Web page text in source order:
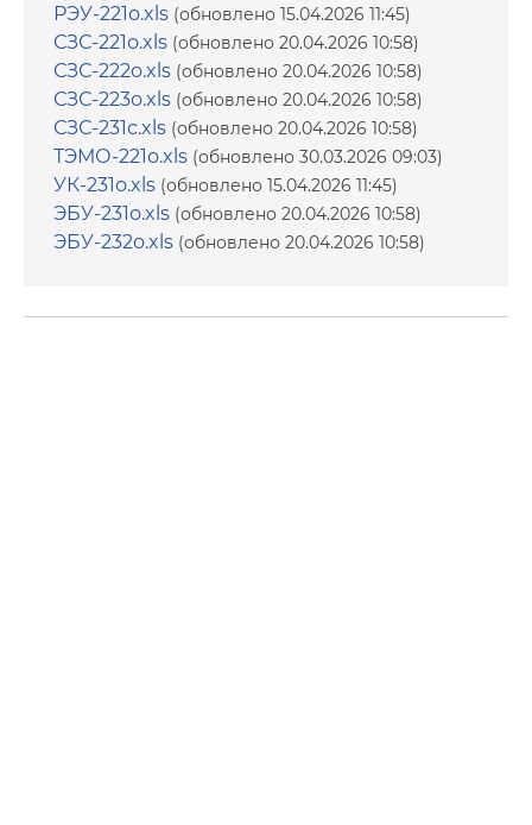
РЭУ-221о.xls (обновлено 15.04.2026 11:45)
СЗС-221о.xls (обновлено 20.04.2026 10:58)
СЗС-222о.xls (обновлено 20.04.2026 10:58)
СЗС-223о.xls (обновлено 20.04.2026 10:58)
СЗС-231с.xls (обновлено 20.04.2026 10:58)
ТЭМО-221о.xls (обновлено 30.03.2026 09:03)
УК-231о.xls (обновлено 15.04.2026 11:45)
ЭБУ-231о.xls (обновлено 20.04.2026 10:58)
ЭБУ-232о.xls (обновлено 20.04.2026 10:58)